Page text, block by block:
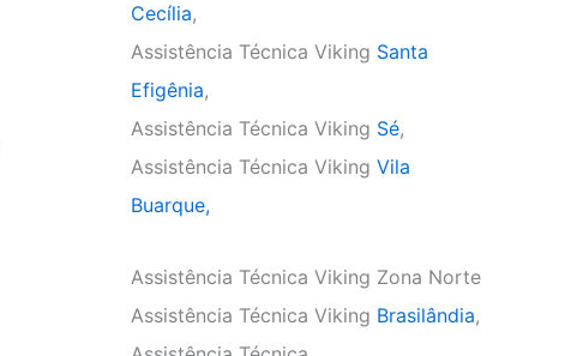
Cecília,
Assistência Técnica Viking Santa
Efigênia,
Assistência Técnica Viking Sé,
Assistência Técnica Viking Vila
Buarque,
Assistência Técnica Viking Zona Norte
Assistência Técnica Viking Brasilândia,